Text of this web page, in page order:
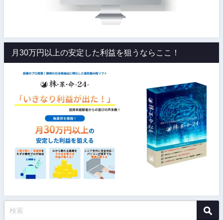
月30万円以上の安定した利益を狙うならここ！